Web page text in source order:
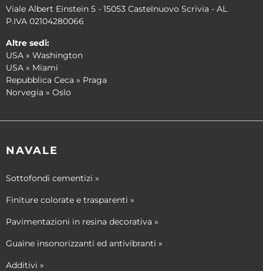
Viale Albert Einstein 5 - 15053 Castelnuovo Scrivia - AL
P.IVA 02104280066
Altre sedi:
USA » Washington
USA » Miami
Repubblica Ceca » Praga
Norvegia » Oslo
NAVALE
Sottofondi cementizi »
Finiture colorate e trasparenti »
Pavimentazioni in resina decorativa »
Guaine insonorizzanti ed antivibranti »
Additivi »